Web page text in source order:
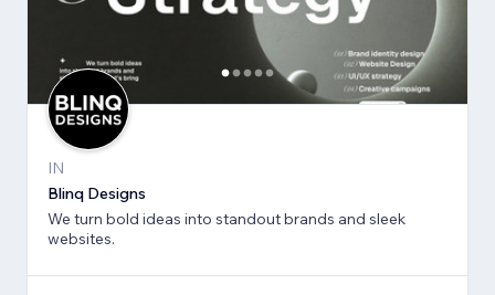
IN
Blinq Designs
We turn bold ideas into standout brands and sleek
websites.